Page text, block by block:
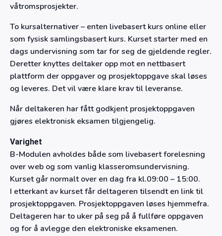
våtromsprosjekter.
To kursalternativer – enten livebasert kurs online eller
som fysisk samlingsbasert kurs. Kurset starter med en
dags undervisning som tar for seg de gjeldende regler.
Deretter knyttes deltaker opp mot en nettbasert
plattform der oppgaver og prosjektoppgave skal løses
og leveres. Det vil være klare krav til leveranse.
Når deltakeren har fått godkjent prosjektoppgaven
gjøres elektronisk eksamen tilgjengelig.
Varighet
B-Modulen avholdes både som livebasert forelesning
over web og som vanlig klasseromsundervisning.
Kurset går normalt over en dag fra kl.09:00 – 15:00.
I etterkant av kurset får deltageren tilsendt en link til
prosjektoppgaven. Prosjektoppgaven løses hjemmefra.
Deltageren har to uker på seg på å fullføre oppgaven
og for å avlegge den elektroniske eksamenen.